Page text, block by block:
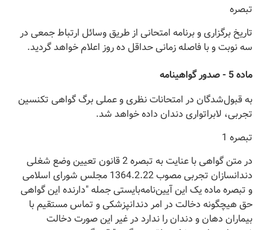
تبصره
‌تاریخ برگزاری و برنامه امتحانی از طریق وسائل ارتباط جمعی در
سه نوبت و با فاصله زمانی حداقل ده روز اعلام خواهد گردید.
‌ماده 5 - صدور گواهینامه
‌به قبول‌شدگان در امتحانات نظری و عملی برگ گواهی تکنسین
تجربی، لابراتواری دندان داده خواهد شد.
‌تبصره 1
‌در متن گواهی با عنایت به تبصره 2 قانون تعیین وضع شغلی
دندانسازان تجربی مصوب 1364.2.22 مجلس شورای اسلامی
و تبصره ماده یک این آیین‌نامه‌بایستی جمله "‌دارنده این گواهی
حق هیچگونه دخالت در امر دندانپزشکی و تماس مستقیم با
بیماران دهان و دندان را ندارد در غیر این صورت دخالت